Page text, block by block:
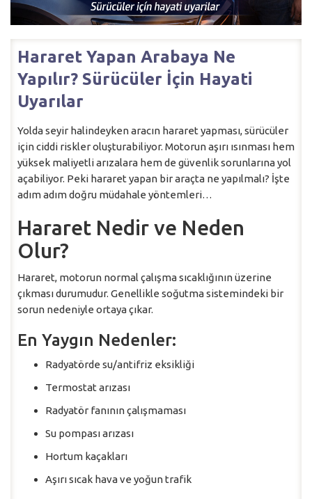
Hararet Yapan Arabaya Ne
Yapılır? Sürücüler İçin Hayati
Uyarılar
Yolda seyir halindeyken aracın hararet yapması, sürücüler
için ciddi riskler oluşturabiliyor. Motorun aşırı ısınması hem
yüksek maliyetli arızalara hem de güvenlik sorunlarına yol
açabiliyor. Peki hararet yapan bir araçta ne yapılmalı? İşte
adım adım doğru müdahale yöntemleri…
Hararet Nedir ve Neden
Olur?
Hararet, motorun normal çalışma sıcaklığının üzerine
çıkması durumudur. Genellikle soğutma sistemindeki bir
sorun nedeniyle ortaya çıkar.
En Yaygın Nedenler:
Radyatörde su/antifriz eksikliği
Termostat arızası
Radyatör fanının çalışmaması
Su pompası arızası
Hortum kaçakları
Aşırı sıcak hava ve yoğun trafik